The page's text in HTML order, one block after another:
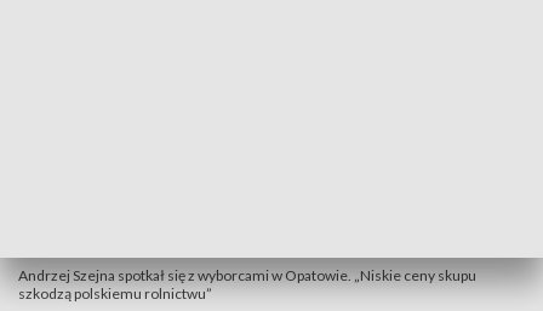
Andrzej Szejna spotkał się z wyborcami w Opatowie. „Niskie ceny skupu
szkodzą polskiemu rolnictwu”